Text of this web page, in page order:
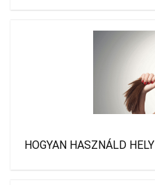
HOGYAN HASZNÁLD